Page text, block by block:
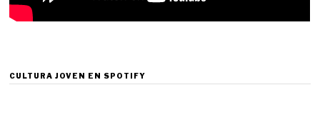
CULTURA JOVEN EN SPOTIFY